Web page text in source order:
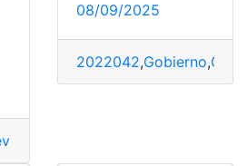
vehícular
08/09/2025
2022042,Gobierno,